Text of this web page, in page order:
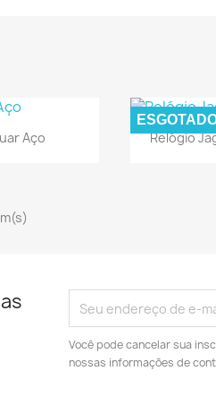
rápida
Aço 
Relógio
Você pode cancelar sua
nossas informações de